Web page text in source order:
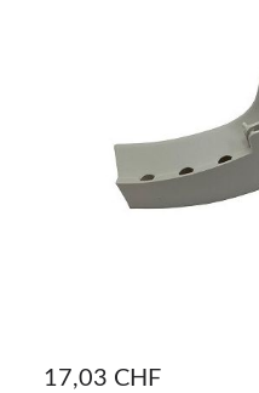
17,03 CHF